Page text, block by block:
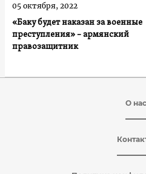
«Баку будет наказан за военные
преступления» – армянский
правозащитник
05 октября, 2022
О нас